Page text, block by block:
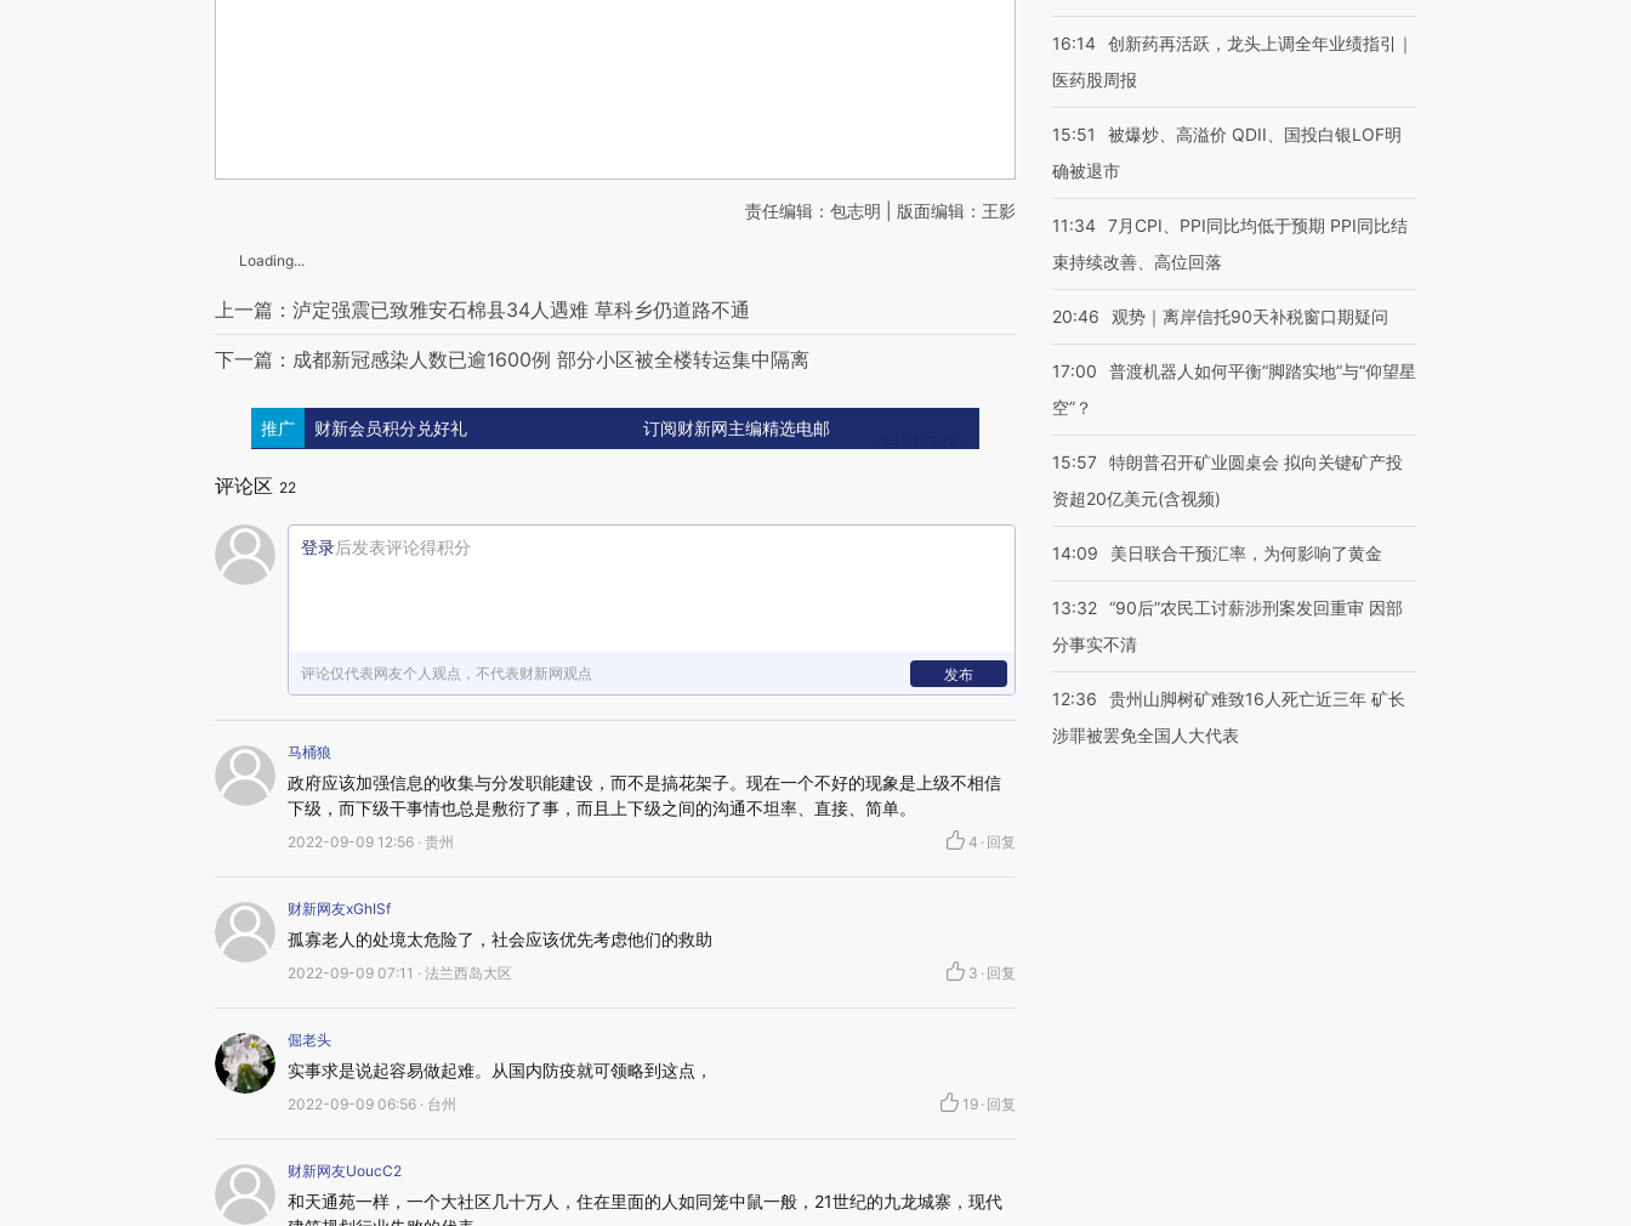
责任编辑：包志明 | 版面编辑：王影
Loading...
上一篇：泸定强震已致雅安石棉县34人遇难 草科乡仍道路不通
下一篇：成都新冠感染人数已逾1600例 部分小区被全楼转运集中隔离
推广 财新会员积分兑好礼 订阅财新网主编精选电邮
评论区 22
登录后发表评论得积分
评论仅代表网友个人观点，不代表财新网观点 发布
马桶狼
政府应该加强信息的收集与分发职能建设，而不是搞花架子。现在一个不好的现象是上级不相信
下级，而下级干事情也总是敷衍了事，而且上下级之间的沟通不坦率、直接、简单。
2022-09-09 12:56 · 贵州 4 · 回复
财新网友xGhISf
孤寡老人的处境太危险了，社会应该优先考虑他们的救助
2022-09-09 07:11 · 法兰西岛大区 3 · 回复
倔老头
实事求是说起容易做起难。从国内防疫就可领略到这点，
2022-09-09 06:56 · 台州 19 · 回复
财新网友UoucC2
和天通苑一样，一个大社区几十万人，住在里面的人如同笼中鼠一般，21世纪的九龙城寨，现代
16:14 创新药再活跃，龙头上调全年业绩指引｜
医药股周报
15:51
被爆炒、高溢价 QDII、国投白银LOF明
确被退市
11:34 7月CPI、PPI同比均低于预期 PPI同比结
束持续改善、高位回落
20:46 观势｜离岸信托90天补税窗口期疑问
17:00
普渡机器人如何平衡“脚踏实地”与“仰望星
空”？
15:57 特朗普召开矿业圆桌会 拟向关键矿产投
资超20亿美元(含视频)
14:09 美日联合干预汇率，为何影响了黄金
13:32 “90后”农民工讨薪涉刑案发回重审 因部
分事实不清
12:36
贵州山脚树矿难致16人死亡近三年 矿长
涉罪被罢免全国人大代表